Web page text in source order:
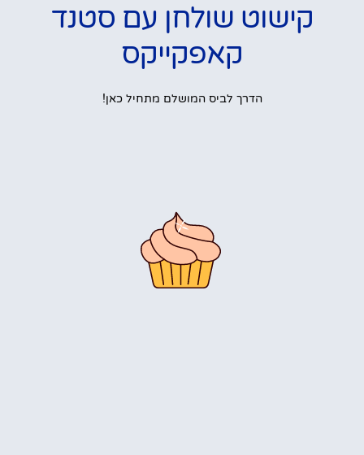
קישוט שולחן עם סטנד
קאפקייקס
הדרך לביס המושלם מתחיל כאן!